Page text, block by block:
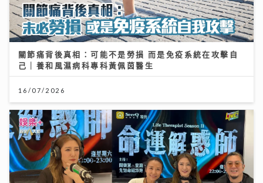
關節痛背後真相：可能不是勞損 而是免疫系統在攻擊自
己｜養和風濕病科專科黃佩茵醫生
16/07/2026